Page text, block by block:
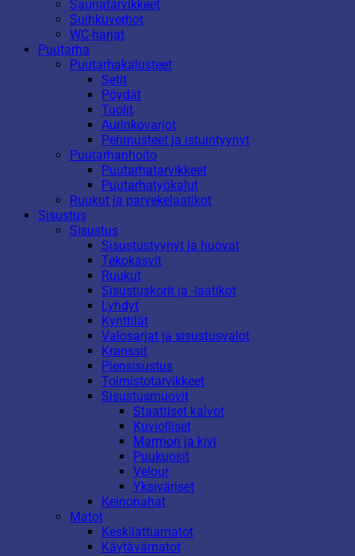
Saunatarvikkeet
Suihkuverhot
WC-harjat
Puutarha
Puutarhakalusteet
Setit
Pöydät
Tuolit
Aurinkovarjot
Pehmusteet ja istuintyynyt
Puutarhanhoito
Puutarhatarvikkeet
Puutarhatyökalut
Ruukut ja parvekelaatikot
Sisustus
Sisustus
Sisustustyynyt ja huovat
Tekokasvit
Ruukut
Sisustuskorit ja -laatikot
Lyhdyt
Kynttilät
Valosarjat ja sisustusvalot
Kranssit
Piensisustus
Toimistotarvikkeet
Sisustusmuovit
Staattiset kalvot
Kuviolliset
Marmori ja kivi
Puukuosit
Velour
Yksiväriset
Keinonahat
Matot
Keskilattiamatot
Käytävämatot